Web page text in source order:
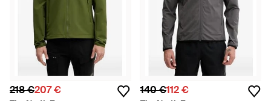
218 €207 € 140 €112 €